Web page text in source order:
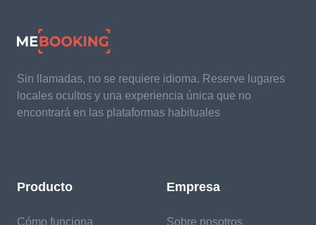
Sin llamadas, no se requiere idioma. Reserve lugares
locales ocultos y una experiencia única que no
encontrará en las plataformas habituales
Producto
Cómo funciona
Empresa
Sobre nosotros